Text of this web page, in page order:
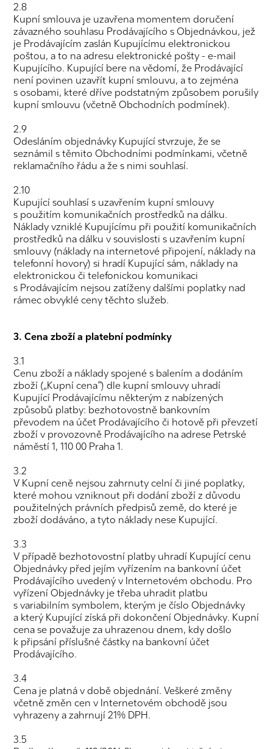
2.8
Kupní smlouva je uzavřena momentem doručení
závazného souhlasu Prodávajícího s Objednávkou, jež
je Prodávajícím zaslán Kupujícímu elektronickou
poštou, a to na adresu elektronické pošty - e-mail
Kupujícího. Kupující bere na vědomí, že Prodávající
není povinen uzavřít kupní smlouvu, a to zejména
s osobami, které dříve podstatným způsobem porušily
kupní smlouvu (včetně Obchodních podmínek).
2.9
Odesláním objednávky Kupující stvrzuje, že se
seznámil s těmito Obchodními podmínkami, včetně
reklamačního řádu a že s nimi souhlasí.
2.10
Kupující souhlasí s uzavřením kupní smlouvy
s použitím komunikačních prostředků na dálku.
Náklady vzniklé Kupujícímu při použití komunikačních
prostředků na dálku v souvislosti s uzavřením kupní
smlouvy (náklady na internetové připojení, náklady na
telefonní hovory) si hradí Kupující sám, náklady na
elektronickou či telefonickou komunikaci
s Prodávajícím nejsou zatíženy dalšími poplatky nad
rámec obvyklé ceny těchto služeb.
3. Cena zboží a platební podmínky
3.1
Cenu zboží a náklady spojené s balením a dodáním
zboží („Kupní cena“) dle kupní smlouvy uhradí
Kupující Prodávajícímu některým z nabízených
způsobů platby: bezhotovostně bankovním
převodem na účet Prodávajícího či hotově při převzetí
zboží v provozovně Prodávajícího na adrese Petrské
náměstí 1, 110 00 Praha 1.
3.2
V Kupní ceně nejsou zahrnuty celní či jiné poplatky,
které mohou vzniknout při dodání zboží z důvodu
použitelných právních předpisů země, do které je
zboží dodáváno, a tyto náklady nese Kupující.
3.3
V případě bezhotovostní platby uhradí Kupující cenu
Objednávky před jejím vyřízením na bankovní účet
Prodávajícího uvedený v Internetovém obchodu. Pro
vyřízení Objednávky je třeba uhradit platbu
s variabilním symbolem, kterým je číslo Objednávky
a který Kupující získá při dokončení Objednávky. Kupní
cena se považuje za uhrazenou dnem, kdy došlo
k připsání příslušné částky na bankovní účet
Prodávajícího.
3.4
Cena je platná v době objednání. Veškeré změny
včetně změn cen v Internetovém obchodě jsou
vyhrazeny a zahrnují 21% DPH.
3.5